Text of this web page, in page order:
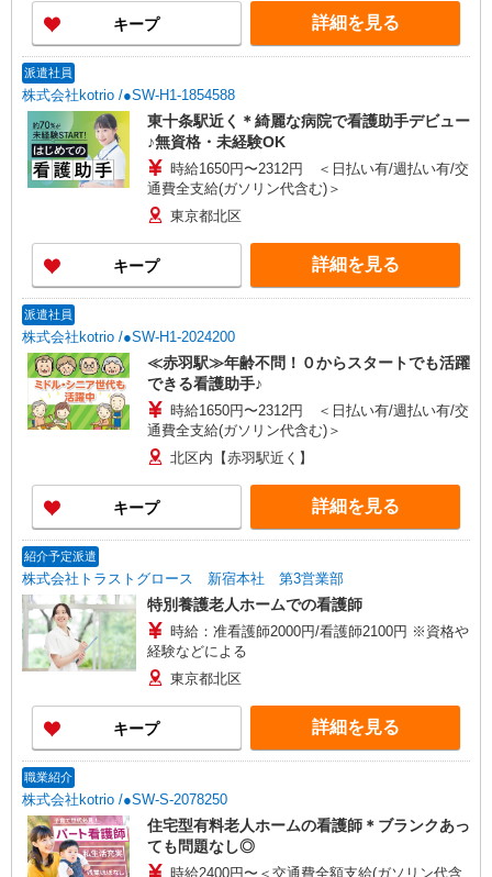
キープ 詳細を見る
派遣社員
株式会社kotrio /●SW-H1-1854588
東十条駅近く＊綺麗な病院で看護助手デビュー
♪無資格・未経験OK
時給1650円〜2312円 ＜日払い有/週払い有/交
通費全支給(ガソリン代含む)＞
東京都北区
キープ 詳細を見る
派遣社員
株式会社kotrio /●SW-H1-2024200
≪赤羽駅≫年齢不問！０からスタートでも活躍
できる看護助手♪
時給1650円〜2312円 ＜日払い有/週払い有/交
通費全支給(ガソリン代含む)＞
北区内【赤羽駅近く】
キープ 詳細を見る
紹介予定派遣
株式会社トラストグロース 新宿本社 第3営業部
特別養護老人ホームでの看護師
時給：准看護師2000円/看護師2100円 ※資格や
経験などによる
東京都北区
キープ 詳細を見る
職業紹介
株式会社kotrio /●SW-S-2078250
住宅型有料老人ホームの看護師＊ブランクあっ
ても問題なし◎
時給2400円〜＜交通費全額支給(ガソリン代含